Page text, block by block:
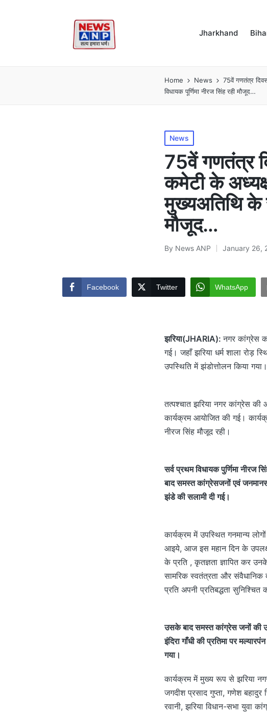
Jharkhand
Home News
75वें गणतंत्र
विधायक पूर्णिमा नीरज सिंह रही मौजूद…
Posted
in
News
75वें गणतंत्र
कमेटी के
मुख्यअतिथि के
मौजूद…
Posted
By News ANP January 26,
Facebook Twitter WhatsApp
झरिया(JHARIA):नगर कांग्रेस
गई। जहाँ झरिया धर्म शाला रोड़
उपस्थिति में झंडोत्तोलन किया गया।
तत्पश्चात झरिया नगर कांग्रेस की
कार्यक्रम आयोजित की गई।
नीरज सिंह मौजूद रही।
सर्व प्रथम विधायक पुर्णिमा नीरज
बाद समस्त कांग्रेसजनों एवं
झंडे की सलामी दी गई।
कार्यक्रम में उपस्थित गनमान्य
आइये, आज इस महान दिन के
के प्रति , कृतज्ञता ज्ञापित कर
सामरिक स्वतंत्रता और
प्रति अपनी प्रतिबद्धता
उसके बाद समस्त कांग्रेस जनों की
इंदिरा गाँधी की प्रतिमा पर
गया।
कार्यक्रम में मुख्य रूप से झरिया
जगदीश प्रसाद गुप्ता, गणेश बहादुर
रवानी, झरिया विधान-सभा युवा